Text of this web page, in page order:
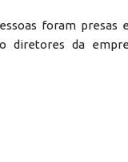
foram presas
diretores da